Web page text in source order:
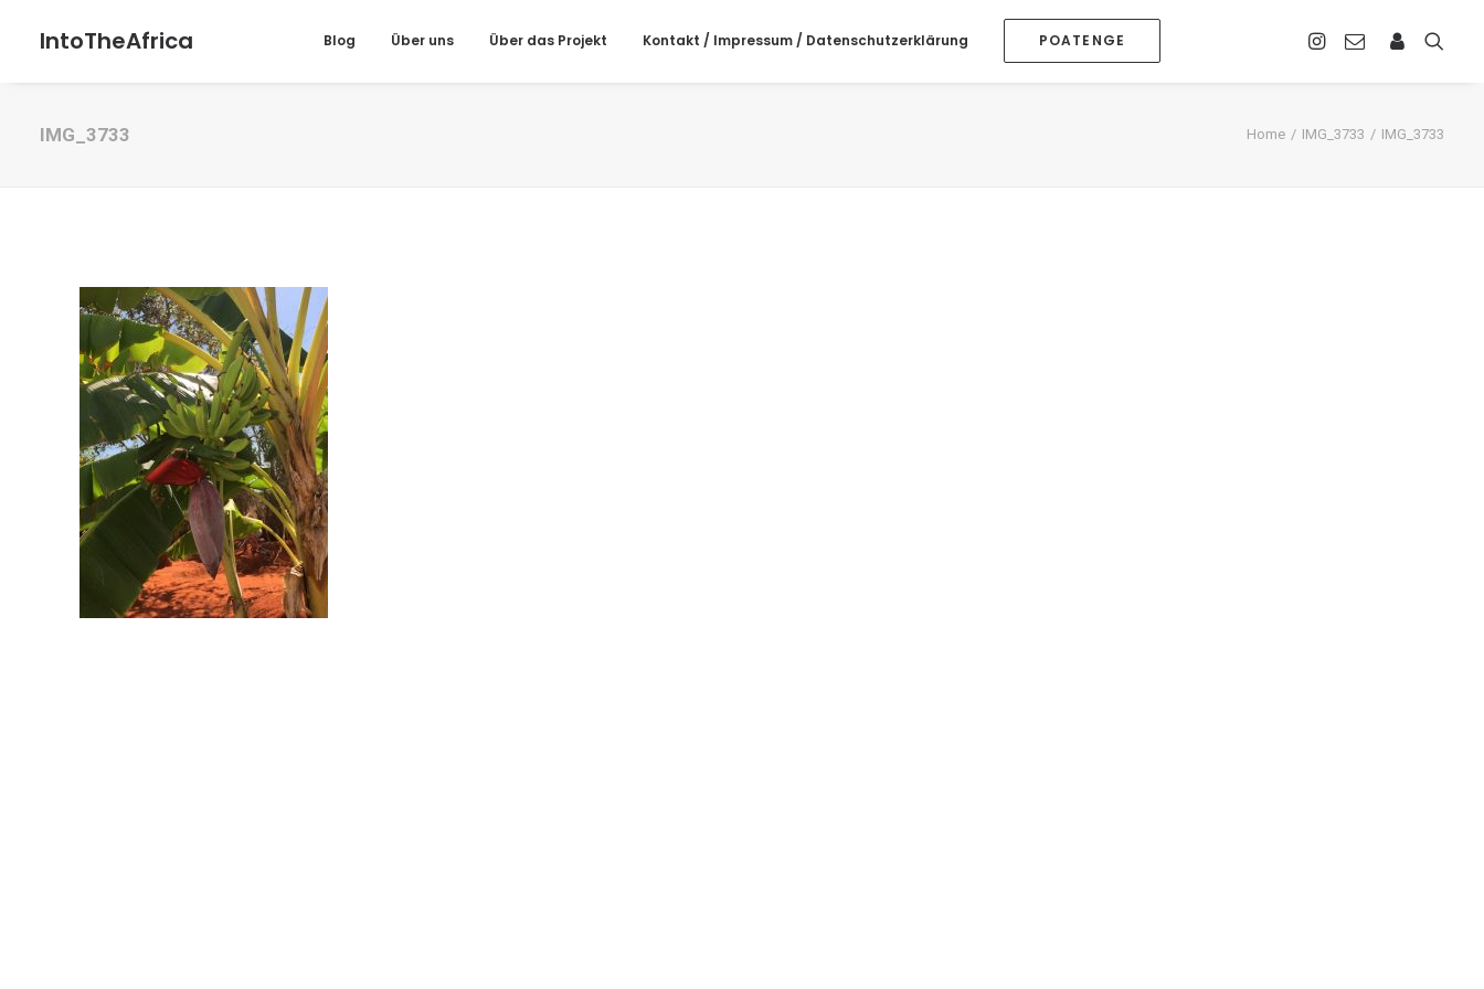
IntoTheAfrica Blog Über uns Über das Projekt Kontakt / Impressum / Datenschutzerklärung POATENGE
IMG_3733 Home IMG_3733 IMG_3733